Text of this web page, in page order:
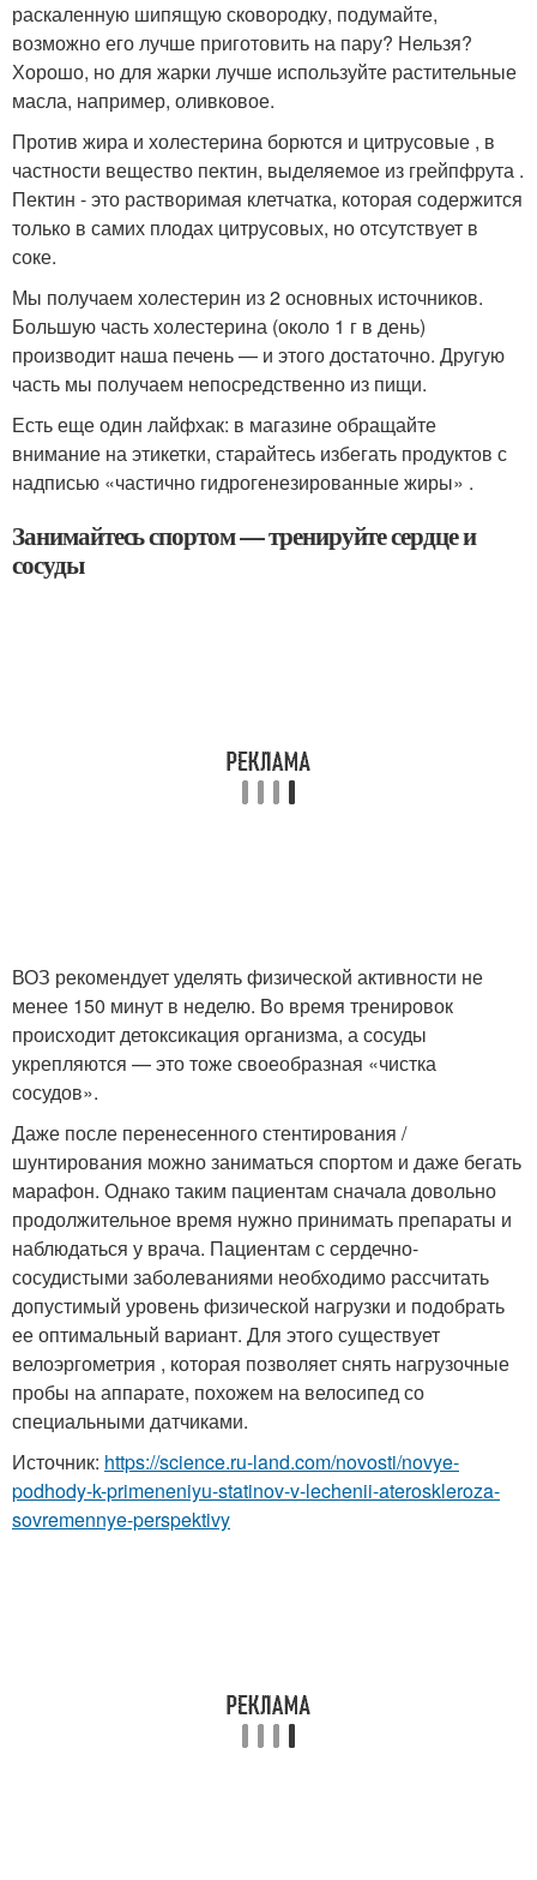
раскаленную шипящую сковородку, подумайте,
возможно его лучше приготовить на пару? Нельзя?
Хорошо, но для жарки лучше используйте растительные
масла, например, оливковое.
Против жира и холестерина борются и цитрусовые , в
частности вещество пектин, выделяемое из грейпфрута .
Пектин - это растворимая клетчатка, которая содержится
только в самих плодах цитрусовых, но отсутствует в
соке.
Мы получаем холестерин из 2 основных источников.
Большую часть холестерина (около 1 г в день)
производит наша печень — и этого достаточно. Другую
часть мы получаем непосредственно из пищи.
Есть еще один лайфхак: в магазине обращайте
внимание на этикетки, старайтесь избегать продуктов с
надписью «частично гидрогенезированные жиры» .
Занимайтесь спортом — тренируйте сердце и
сосуды
ВОЗ рекомендует уделять физической активности не
менее 150 минут в неделю. Во время тренировок
происходит детоксикация организма, а сосуды
укрепляются — это тоже своеобразная «чистка
сосудов».
Даже после перенесенного стентирования /
шунтирования можно заниматься спортом и даже бегать
марафон. Однако таким пациентам сначала довольно
продолжительное время нужно принимать препараты и
наблюдаться у врача. Пациентам с сердечно-
сосудистыми заболеваниями необходимо рассчитать
допустимый уровень физической нагрузки и подобрать
ее оптимальный вариант. Для этого существует
велоэргометрия , которая позволяет снять нагрузочные
пробы на аппарате, похожем на велосипед со
специальными датчиками.
Источник: https://science.ru-land.com/novosti/novye-
podhody-k-primeneniyu-statinov-v-lechenii-ateroskleroza-
sovremennye-perspektivy